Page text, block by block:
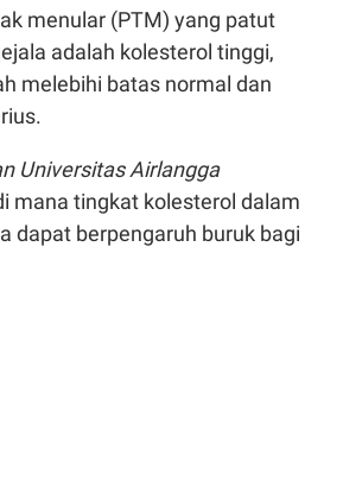
menular (PTM) yang patut
adalah kolesterol tinggi,
melebihi batas normal dan
Universitas Airlangga
mana tingkat kolesterol dalam
dapat berpengaruh buruk bagi